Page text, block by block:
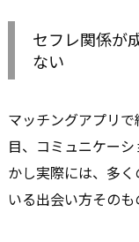
セフレ関係が
ない
マッチングアプリ
目、コミュニケー
かし実際には、多
いる出会い方そのも